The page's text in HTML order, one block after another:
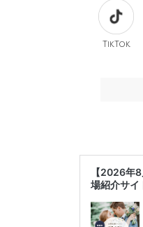
TikTok
【2026年
場紹介サイ